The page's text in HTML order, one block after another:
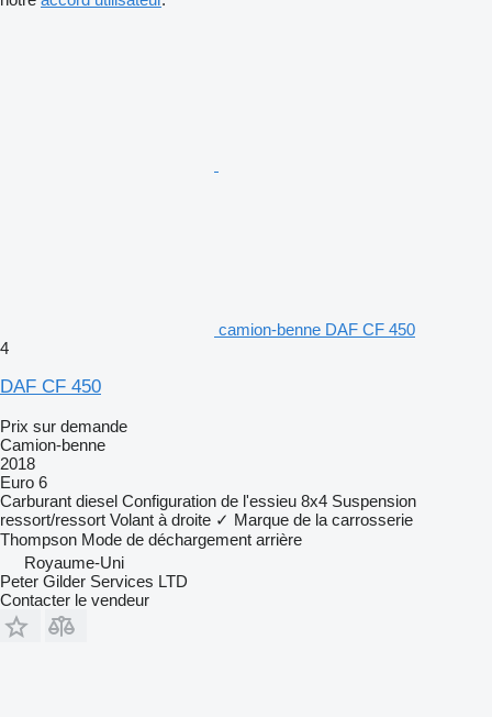
camion-benne DAF CF 450
4
DAF CF 450
Prix sur demande
Camion-benne
2018
Euro 6
Carburant diesel Configuration de l'essieu 8x4 Suspension
ressort/ressort Volant à droite ✓ Marque de la carrosserie
Thompson Mode de déchargement arrière
Royaume-Uni
Peter Gilder Services LTD
Contacter le vendeur